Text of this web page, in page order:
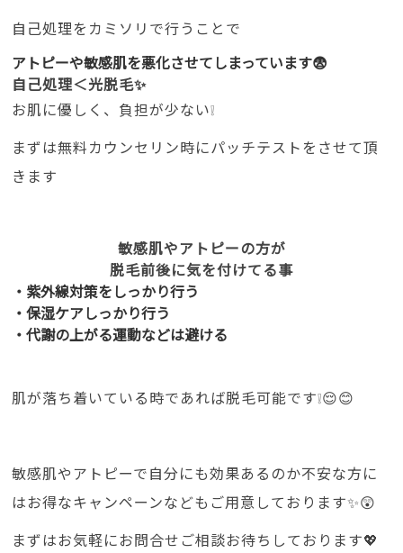
自己処理をカミソリで行うことで
アトピーや敏感肌を悪化させてしまっています😨
自己処理＜光脱毛✨
お肌に優しく、負担が少ない❕
まずは無料カウンセリン時にパッチテストをさせて頂
きます
敏感肌やアトピーの方が
脱毛前後に気を付けてる事
・紫外線対策をしっかり行う
・保湿ケアしっかり行う
・代謝の上がる運動などは避ける
肌が落ち着いている時であれば脱毛可能です❕😌😊
敏感肌やアトピーで自分にも効果あるのか不安な方に
はお得なキャンペーンなどもご用意しております✨😲
まずはお気軽にお問合せご相談お待ちしております💖